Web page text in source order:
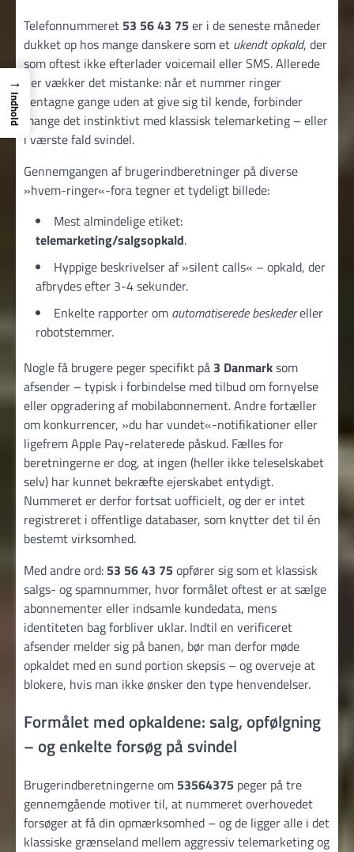
Telefonnummeret 53 56 43 75 er i de seneste måneder
dukket op hos mange danskere som et ukendt opkald, der
som oftest ikke efterlader voicemail eller SMS. Allerede
her vækker det mistanke: når et nummer ringer
gentagne gange uden at give sig til kende, forbinder
mange det instinktivt med klassisk telemarketing – eller
i værste fald svindel.
Gennemgangen af brugerindberetninger på diverse
»hvem-ringer«-fora tegner et tydeligt billede:
Mest almindelige etiket:
telemarketing/salgsopkald.
Hyppige beskrivelser af »silent calls« – opkald, der
afbrydes efter 3-4 sekunder.
Enkelte rapporter om automatiserede beskedereller
robotstemmer.
Nogle få brugere peger specifikt på 3 Danmarksom
afsender – typisk i forbindelse med tilbud om fornyelse
eller opgradering af mobilabonnement. Andre fortæller
om konkurrencer, »du har vundet«-notifikationer eller
ligefrem Apple Pay-relaterede påskud. Fælles for
beretningerne er dog, at ingen (heller ikke teleselskabet
selv) har kunnet bekræfte ejerskabet entydigt.
Nummeret er derfor fortsat uofficielt, og der er intet
registreret i offentlige databaser, som knytter det til én
bestemt virksomhed.
Med andre ord: 53 56 43 75 opfører sig som et klassisk
salgs- og spamnummer, hvor formålet oftest er at sælge
abonnementer eller indsamle kundedata, mens
identiteten bag forbliver uklar. Indtil en verificeret
afsender melder sig på banen, bør man derfor møde
opkaldet med en sund portion skepsis – og overveje at
blokere, hvis man ikke ønsker den type henvendelser.
Formålet med opkaldene: salg, opfølgning
– og enkelte forsøg på svindel
Brugerindberetningerne om 53564375 peger på tre
gennemgående motiver til, at nummeret overhovedet
forsøger at få din opmærksomhed – og de ligger alle i det
klassiske grænseland mellem aggressiv telemarketing og
→
Indhold